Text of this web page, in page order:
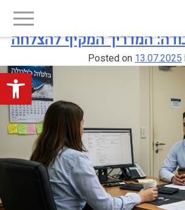
המדריך המקיף להצלחה
Posted on13.07.2025
פתח